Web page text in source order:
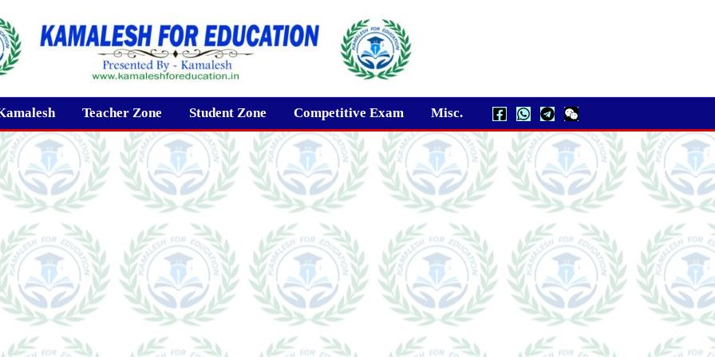
Teacher Zone Student Zone Competitive Exam Misc.